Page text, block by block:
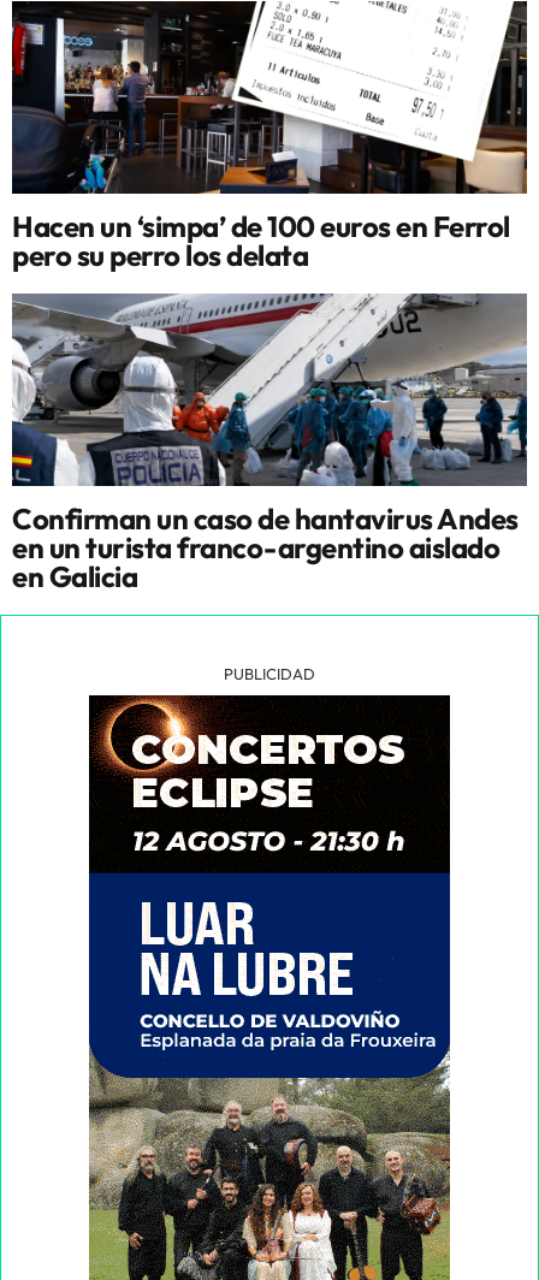
Hacen un ‘simpa’ de 100 euros en Ferrol
pero su perro los delata
Confirman un caso de hantavirus Andes
en un turista franco-argentino aislado
en Galicia
PUBLICIDAD